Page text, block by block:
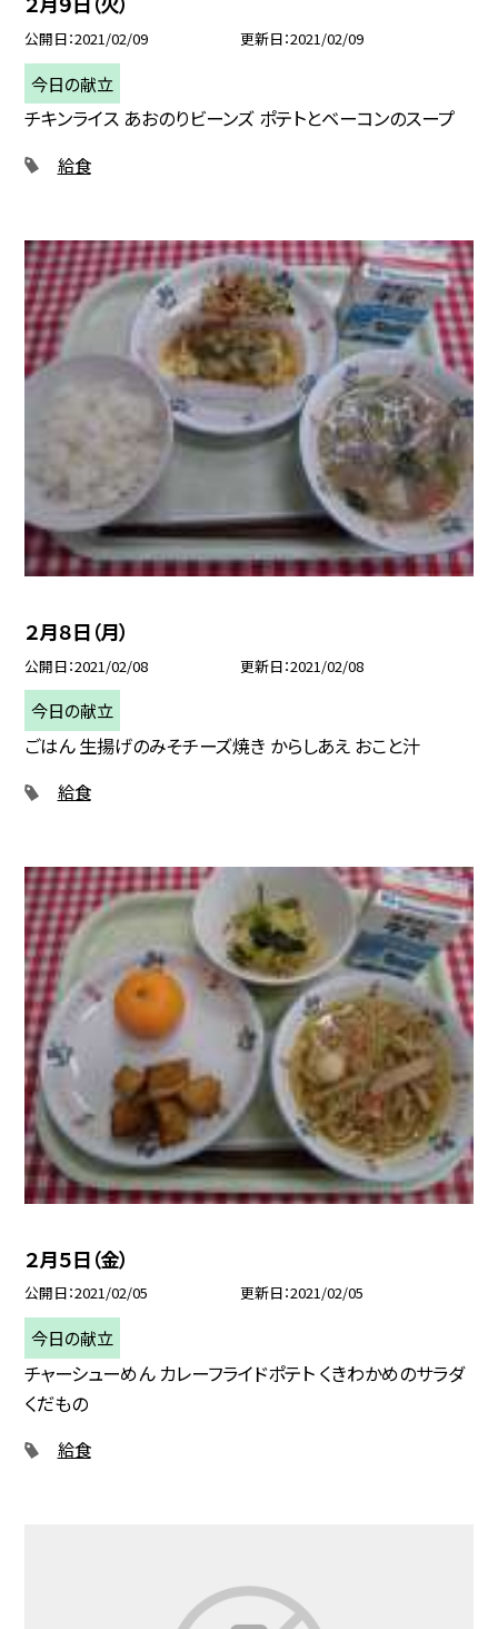
公開日 2021/02/09 更新日 2021/02/09
今日の献立
チキンライス あおのりビーンズ ポテトとベーコンのスープ
給食
２月８日（月）
公開日 2021/02/08 更新日 2021/02/08
今日の献立
ごはん 生揚げのみそチーズ焼き からしあえ おこと汁
給食
２月５日（金）
公開日 2021/02/05 更新日 2021/02/05
今日の献立
チャーシューめん カレーフライドポテト くきわかめのサラダ
くだもの
給食